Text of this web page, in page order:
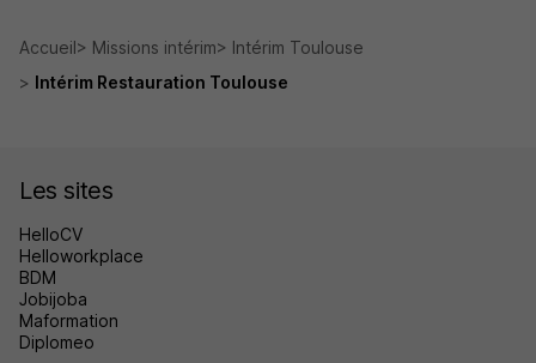
Accueil Missions intérim
Intérim Toulouse
Intérim Restauration Toulouse
Les sites
HelloCV
Helloworkplace
BDM
Jobijoba
Maformation
Diplomeo